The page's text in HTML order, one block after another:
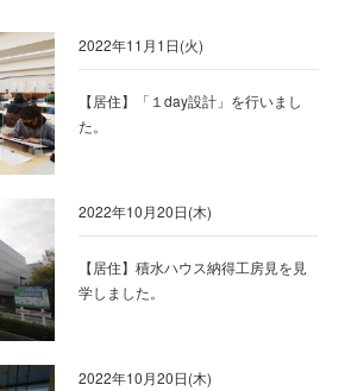
2022年11月1日(火)
【居住】「１day設計」を行いまし
た。
2022年10月20日(木)
【居住】積水ハウス納得工房見を見
学しました。
2022年10月20日(木)